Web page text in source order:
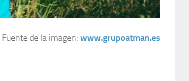
Fuente de la imagen: www.grupoatman.es